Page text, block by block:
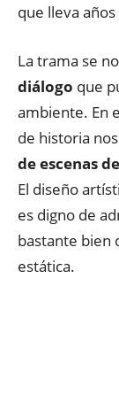
que lleva
La trama se
diálogo que
ambiente. En
de historia
de escenas
El diseño
es digno de
bastante bien
estática.